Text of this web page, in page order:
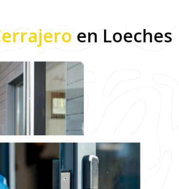
en Loeches